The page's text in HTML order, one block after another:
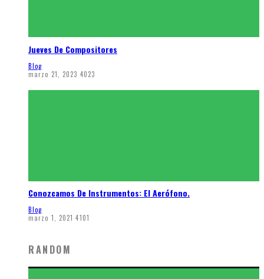
Jueves De Compositores
Blog
marzo 21, 2023 4023
Conozcamos De Instrumentos: El Aerófono.
Blog
marzo 1, 2021 4101
RANDOM